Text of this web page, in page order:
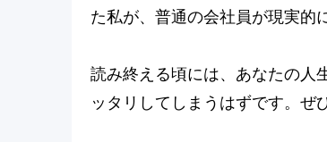
た私が、普通の会社員が現実的
読み終える頃には、あなたの人
ッタリしてしまうはずです。ぜ